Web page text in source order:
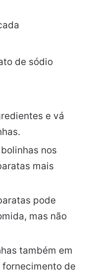
de sódio
e vá
nos
mais
pode
mas não
também em
de